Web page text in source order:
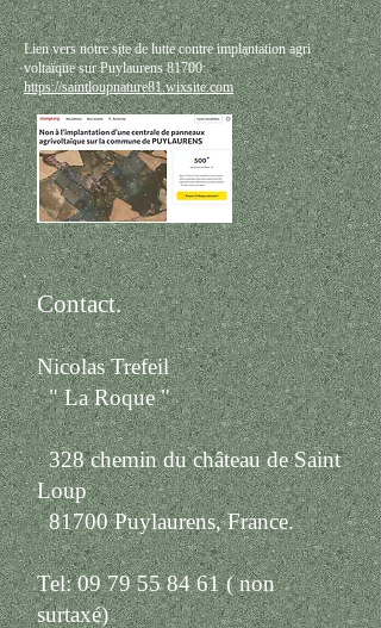
Lien vers notre site de lutte contre implantation agri
voltaïque sur Puylaurens 81700:
https://saintloupnature81.wixsite.com
Contact.
Nicolas Trefeil
" La Roque "
328 chemin du château de Saint
Loup
81700 Puylaurens, France.
Tel:09 79 55 84 61( non
surtaxé)